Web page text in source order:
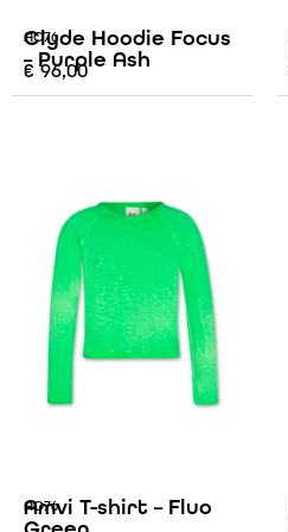
AO76
Clyde Hoodie Focus
– Purple Ash
€ 96,00
AO76
Amvi T-shirt – Fluo